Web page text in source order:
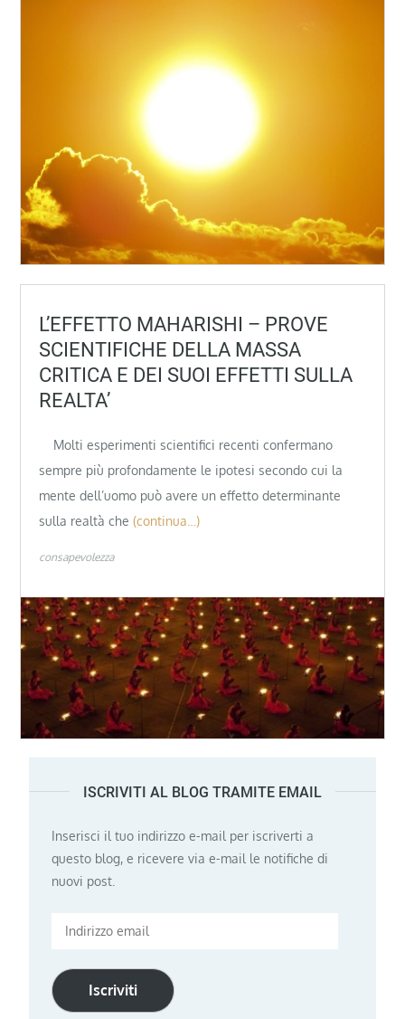
L’EFFETTO MAHARISHI – PROVE
SCIENTIFICHE DELLA MASSA
CRITICA E DEI SUOI EFFETTI SULLA
REALTA’
Molti esperimenti scientifici recenti confermano
sempre più profondamente le ipotesi secondo cui la
mente dell’uomo può avere un effetto determinante
sulla realtà che (continua…)
consapevolezza
ISCRIVITI AL BLOG TRAMITE EMAIL
Inserisci il tuo indirizzo e-mail per iscriverti a
questo blog, e ricevere via e-mail le notifiche di
nuovi post.
Indirizzo
Iscriviti